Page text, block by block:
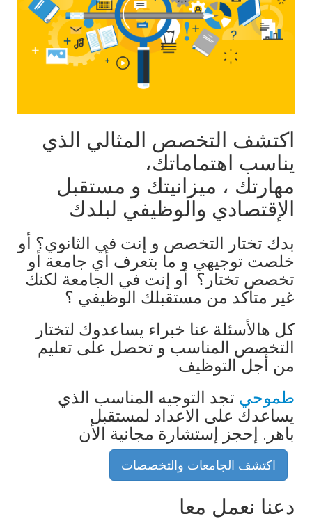
اكتشف التخصص المثالي الذي
يناسب اهتماماتك،
مهارتك ، ميزانيتك و مستقبل
الإقتصادي والوظيفي لبلدك
بدك تختار التخصص و إنت في الثانوي؟ أو
خلصت توجيهي و ما بتعرف أي جامعة أو
تخصص تختار؟ أو إنت في الجامعة لكنك
غير متأكد من مستقبلك الوظيفي ؟
كل هالأسئلة عنا خبراء يساعدوك لتختار
التخصص المناسب و تحصل على تعليم
من أجل التوظيف
طموحي تجد التوجيه المناسب الذي
يساعدك على الاعداد لمستقبل
باهر. إحجز إستشارة مجانية الأن
اكتشف الجامعات والتخصصات
دعنا نعمل معا